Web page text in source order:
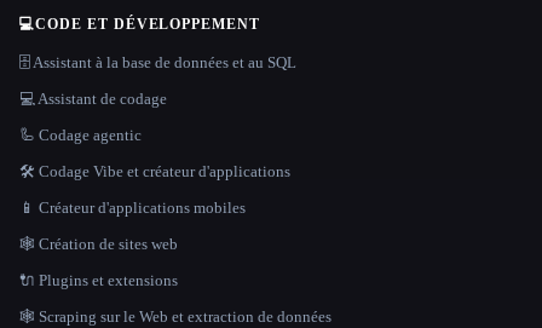
💻CODE ET DÉVELOPPEMENT
🗄️ Assistant à la base de données et au SQL
💻 Assistant de codage
🦾 Codage agentic
🛠️ Codage Vibe et créateur d'applications
📱 Créateur d'applications mobiles
🕸 Création de sites web
🔌 Plugins et extensions
🕸️ Scraping sur le Web et extraction de données